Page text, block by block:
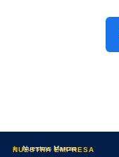
NUESTRA EMPRESA
Nuestras Marcas